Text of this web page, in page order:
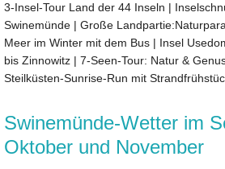
3-Insel-Tour Land der 44 Inseln |
Swinemünde | Große
Meer im Winter mit dem Bus | Insel
bis Zinnowitz | 7-Seen-Tour: Natur &
Steilküsten-Sunrise-Run mit
Swinemünde-Wetter im
Oktober und November